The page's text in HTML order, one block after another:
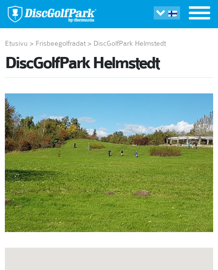
Etusivu > Frisbeegolfradat > DiscGolfPark Helmstedt
DiscGolfPark Helmstedt